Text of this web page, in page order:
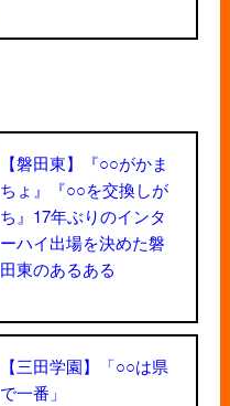
【磐田東】『○○がかま
ちょ』『○○を交換しが
ち』17年ぶりのインタ
ーハイ出場を決めた磐
田東のあるある
【三田学園】「○○は県
で一番」